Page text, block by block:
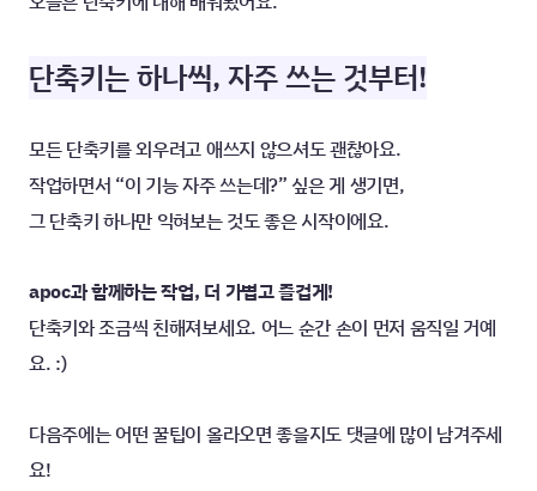
단축키는 하나씩, 자주 쓰는 것부터!
모든 단축키를 외우려고 애쓰지 않으셔도 괜찮아요.
작업하면서 “이 기능 자주 쓰는데?” 싶은 게 생기면,
그 단축키 하나만 익혀보는 것도 좋은 시작이에요.
apoc과 함께하는 작업, 더 가볍고 즐겁게!
단축키와 조금씩 친해져보세요. 어느 순간 손이 먼저 움직일 거예
요. :)
다음주에는 어떤 꿀팁이 올라오면 좋을지도 댓글에 많이 남겨주세
요!